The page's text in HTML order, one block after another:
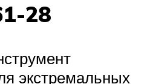
28
экстремальных